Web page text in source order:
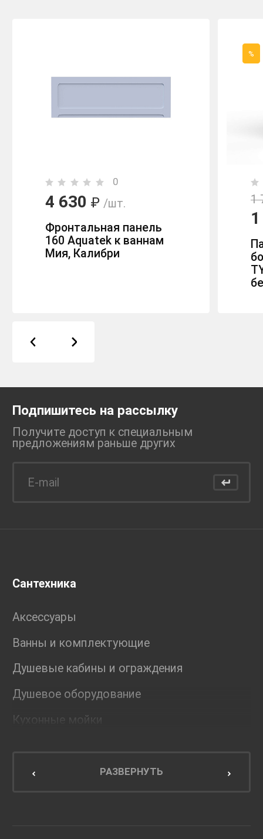
0
4 630 ₽ /шт.
Фронтальная панель
160 Aquatek к ваннам
Мия, Калибри
%
1
Подпишитесь на рассылку
Получите доступ к специальным
предложениям раньше других
Сантехника
Аксессуары
Ванны и комплектующие
Душевые кабины и ограждения
Душевое оборудование
Кухонные мойки
Мебель для кухниРАЗВЕРНУТЬ